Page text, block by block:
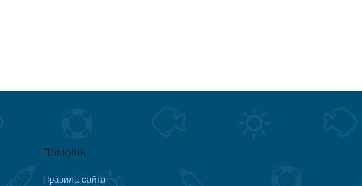
Помощь
Правила сайта